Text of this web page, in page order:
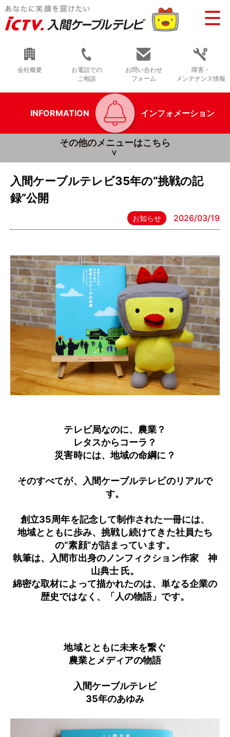
会社概要
お電話での
ご相談
お問い合わせ
フォーム
障害・
メンテナンス情報
INFORMATION インフォメーション
その他のメニューはこちら
入間ケーブルテレビ35年の“挑戦の記
録”公開
お知らせ 2026/03/19
テレビ局なのに、農業？
レタスからコーラ？
災害時には、地域の命綱に？
そのすべてが、入間ケーブルテレビのリアルで
す。
創立35周年を記念して制作された一冊には、
地域とともに歩み、挑戦し続けてきた社員たち
の“素顔”が詰まっています。
執筆は、入間市出身のノンフィクション作家 神
山典士 氏。
綿密な取材によって描かれたのは、単なる企業の
歴史ではなく、「人の物語」です。
地域とともに未来を繋ぐ
農業とメディアの物語
入間ケーブルテレビ
35年のあゆみ